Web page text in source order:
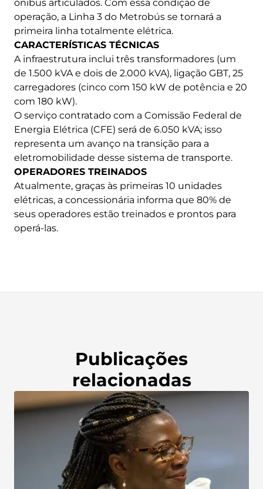
ônibus articulados. Com essa condição de
operação, a Linha 3 do Metrobús se tornará a
primeira linha totalmente elétrica.
CARACTERÍSTICAS TÉCNICAS
A infraestrutura inclui três transformadores (um
de 1.500 kVA e dois de 2.000 kVA), ligação GBT, 25
carregadores (cinco com 150 kW de potência e 20
com 180 kW).
O serviço contratado com a Comissão Federal de
Energia Elétrica (CFE) será de 6.050 kVA; isso
representa um avanço na transição para a
eletromobilidade desse sistema de transporte.
OPERADORES TREINADOS
Atualmente, graças às primeiras 10 unidades
elétricas, a concessionária informa que 80% de
seus operadores estão treinados e prontos para
operá-las.
Publicações
relacionadas